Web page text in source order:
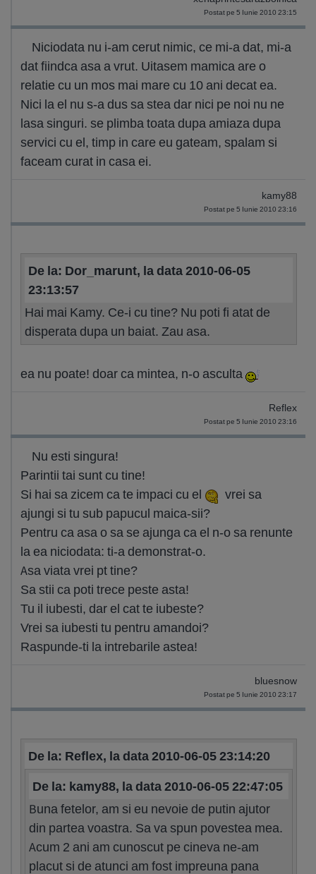
Postat pe 5 Iunie 2010 23:15
Niciodata nu i-am cerut nimic, ce mi-a dat, mi-a
dat fiindca asa a vrut. Uitasem mamica are o
relatie cu un mos mai mare cu 10 ani decat ea.
Nici la el nu s-a dus sa stea dar nici pe noi nu ne
lasa singuri. se plimba toata dupa amiaza dupa
servici cu el, timp in care eu gateam, spalam si
faceam curat in casa ei.
kamy88
Postat pe 5 Iunie 2010 23:16
De la: Dor_marunt, la data 2010-06-05
23:13:57
Hai mai Kamy. Ce-i cu tine? Nu poti fi atat de
disperata dupa un baiat. Zau asa.
ea nu poate! doar ca mintea, n-o asculta
Reflex
Postat pe 5 Iunie 2010 23:16
Nu esti singura!
Parintii tai sunt cu tine!
Si hai sa zicem ca te impaci cu el
vrei sa
ajungi si tu sub papucul maica-sii?
Pentru ca asa o sa se ajunga ca el n-o sa renunte
la ea niciodata: ti-a demonstrat-o.
Asa viata vrei pt tine?
Sa stii ca poti trece peste asta!
Tu il iubesti, dar el cat te iubeste?
Vrei sa iubesti tu pentru amandoi?
Raspunde-ti la intrebarile astea!
bluesnow
Postat pe 5 Iunie 2010 23:17
De la: Reflex, la data 2010-06-05 23:14:20
De la: kamy88, la data 2010-06-05 22:47:05
Buna fetelor, am si eu nevoie de putin ajutor
din partea voastra. Sa va spun povestea mea.
Acum 2 ani am cunoscut pe cineva ne-am
placut si de atunci am fost impreuna pana